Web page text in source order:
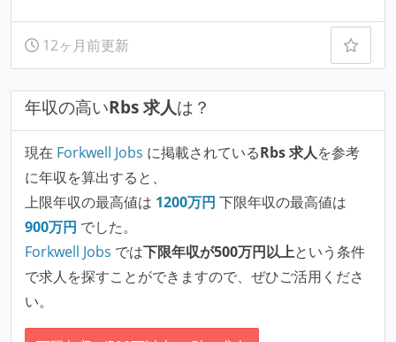
12ヶ月前更新
年収の高いRbs 求人は？
現在 Forkwell Jobs に掲載されているRbs 求人を参考
に年収を算出すると、
上限年収の最高値は 1200万円 下限年収の最高値は
900万円 でした。
Forkwell Jobs では下限年収が500万円以上という条件
で求人を探すことができますので、ぜひご活用くださ
い。